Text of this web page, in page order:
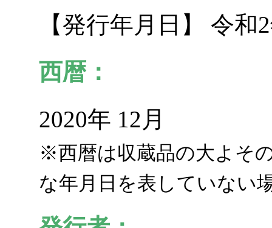
【発行年月日】 令和
西暦：
2020年 12月
※西暦は収蔵品の大よそ
な年月日を表していない